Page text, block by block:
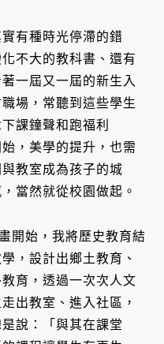
有種時光停滯的錯
不大的教科書、還有
一屆又一屆的新生入
場，常聽到這些學生
課鐘聲和跑福利
，美學的提升，也需
教室成為孩子的城
當然就從校園做起。
開始，我將歷史教育結
，設計出鄉土教育、
育，透過一次次人文
出教室、進入社區，
說：「與其在課堂